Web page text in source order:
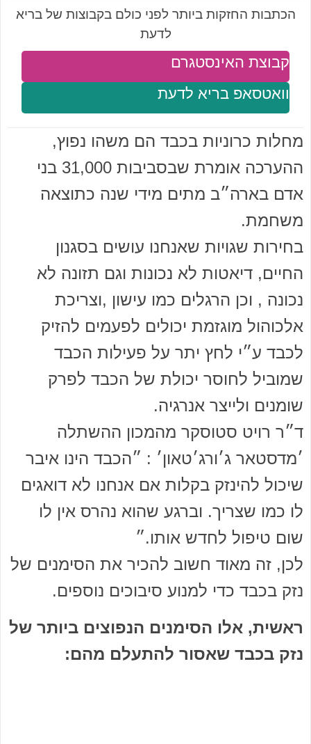
הכתבות החזקות ביותר לפני כולם בקבוצות של בריא
לדעת
וואטסאפ בריא לדעת
קבוצת האינסטגרם
מחלות כרוניות בכבד הם משהו נפוץ,
ההערכה אומרת שבסביבות 31,000 בני
אדם בארה״ב מתים מידי שנה כתוצאה
משחמת.
בחירות שגויות שאנחנו עושים בסגנון
החיים, דיאטות לא נכונות וגם תזונה לא
נכונה , וכן הרגלים כמו עישון ,וצריכת
אלכוהול מוגזמת יכולים לפעמים להזיק
לכבד ע״י לחץ יתר על פעילות הכבד
שמוביל לחוסר יכולת של הכבד לפרק
שומנים ולייצר אנרגיה.
ד״ר רויט סטוסקר מהמכון ההשתלה
׳מדסטאר ג׳ורג׳טאון׳ : ״הכבד הינו איבר
שיכול להינזק בקלות אם אנחנו לא דואגים
לו כמו שצריך. וברגע שהוא נהרס אין לו
שום טיפול לחדש אותו.״
לכן, זה מאוד חשוב להכיר את הסימנים של
נזק בכבד כדי למנוע סיבוכים נוספים.
ראשית, אלו הסימנים הנפוצים ביותר של
נזק בכבד שאסור להתעלם מהם: